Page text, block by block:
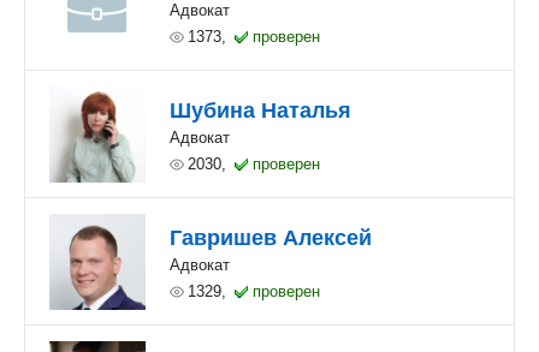
Адвокат
1373,
проверен
Шубина Наталья
Адвокат
2030,
проверен
Гавришев Алексей
Адвокат
1329,
проверен